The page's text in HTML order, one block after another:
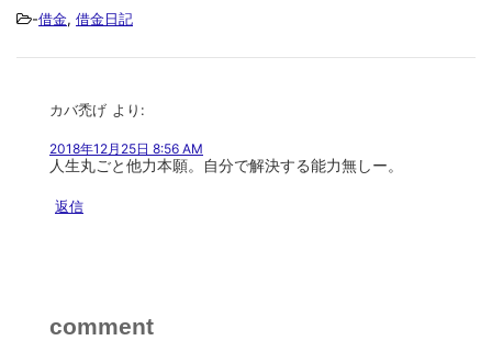
-借金, 借金日記
カバ禿げ より:
2018年12月25日 8:56 AM
人生丸ごと他力本願。自分で解決する能力無しー。
返信
comment